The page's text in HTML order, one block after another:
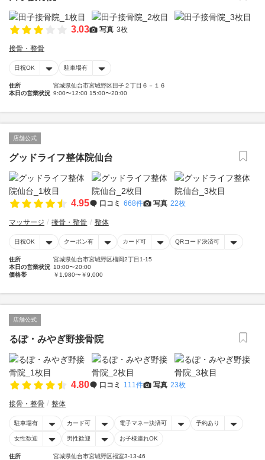
3.03 写真 3枚
接骨・整骨
日祝OK 駐車場有
住所
宮城県仙台市宮城野区田子２丁目６－１６
本日の営業状況 9:00〜12:00 15:00〜20:00
店舗公式
グッドライフ整体院仙台
4.95 口コミ 668件 写真 22枚
マッサージ 接骨・整骨 整体
日祝OK クーポン有 カード可 QRコード決済可
住所
宮城県仙台市宮城野区榴岡2丁目1‐15
本日の営業状況 10:00〜20:00
価格帯
￥1,980〜￥9,000
店舗公式
るぽ・みやぎ野接骨院
4.80 口コミ 111件 写真 23枚
接骨・整骨 整体
駐車場有 カード可 電子マネー決済可 予約あり
女性歓迎 男性歓迎 お子様連れOK
住所
宮城県仙台市宮城野区福室3-13-46